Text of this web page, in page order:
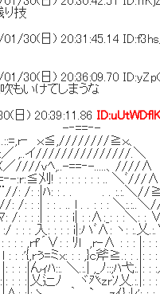
り技
01/30(日) 20:31:45.14
01/30(日) 20:36:09.70
いけてしまうな
日) 20:39:11.86
≧ｘ、
///////////////.＼
==‐-.....、////∧
: : : : : : .. ＼ﾞ///∧
. . . . :.:.＼//≧
l . . : : : ＼:.:..＼
i| : :∧:_: : :＼: : ∨
ハﾞ∧: ヽ: :.乂
l ,r-∧ : : : |: : :
: : ,}c斧≧.: : .|: : :
.:.| ,_ﾉ::;ﾊ弋:.|: : :
癶zrｿ乂.:.|: : :